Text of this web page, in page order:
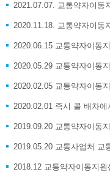
2021.07.07. 교통약자이동
2020.11.18. 교통약자이동
2020.06.15 교통약자이동
2020.05.29 교통약자이동
2020.02.05 교통약자이동
2020.02.01 즉시 콜 배차
2019.09.20 교통약자이동
2019.05.20 교통사업처 교
2018.12 교통약자이동지